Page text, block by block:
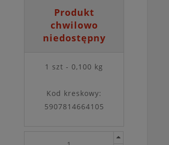
Produkt
chwilowo
niedostępny
1 szt - 0,100 kg
Kod kreskowy:
5907814664105